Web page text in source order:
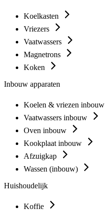
Koelkasten
Vriezers
Vaatwassers
Magnetrons
Koken
Inbouw apparaten
Koelen & vriezen inbouw
Vaatwassers inbouw
Oven inbouw
Kookplaat inbouw
Afzuigkap
Wassen (inbouw)
Huishoudelijk
Koffie